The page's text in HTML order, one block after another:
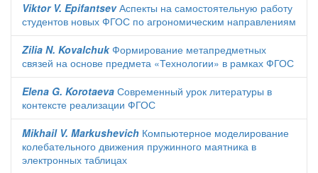
Viktor V. EpifantsevАспекты на самостоятельную работу
студентов новых ФГОС по агрономическим направлениям
Zilia N. KovalchukФормирование метапредметных
связей на основе предмета «Технологии» в рамках ФГОС
Elena G. Korotaeva Современный урок литературы в
контексте реализации ФГОС
Mikhail V. Markushevich Компьютерное моделирование
колебательного движения пружинного маятника в
электронных таблицах